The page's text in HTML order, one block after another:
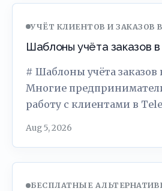
УЧЁТ КЛИЕНТОВ И ЗАКАЗОВ В
Шаблоны учёта заказов
# Шаблоны учёта заказов
Многие
работу с клиентами в
Aug 5, 2026
БЕСПЛАТНЫЕ